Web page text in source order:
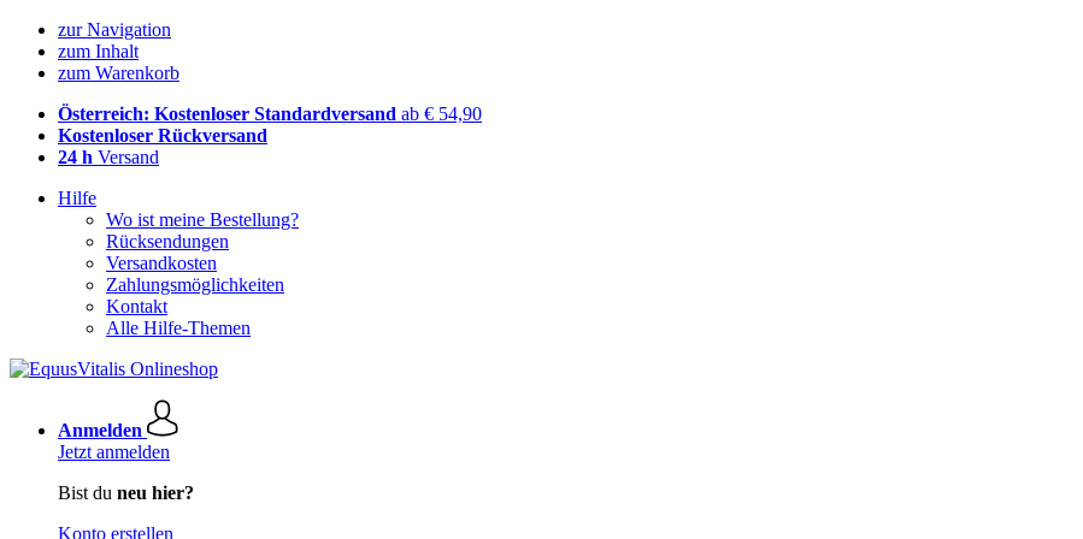
zur Navigation
zum Inhalt
zum Warenkorb
Österreich: Kostenloser Standardversand ab € 54,90
Kostenloser Rückversand
24 h Versand
Hilfe
Wo ist meine Bestellung?
Rücksendungen
Versandkosten
Zahlungsmöglichkeiten
Kontakt
Alle Hilfe-Themen
Anmelden
Jetzt anmelden
Bist du neu hier?
Konto erstellen